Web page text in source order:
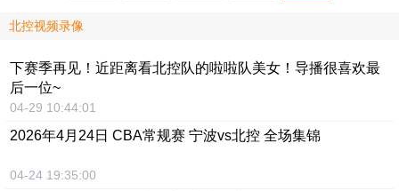
北控视频录像
下赛季再见！近距离看北控队的啦啦队美女！导播很喜欢最
后一位~
04-29 10:44:01
2026年4月24日 CBA常规赛 宁波vs北控 全场集锦
04-24 19:35:00